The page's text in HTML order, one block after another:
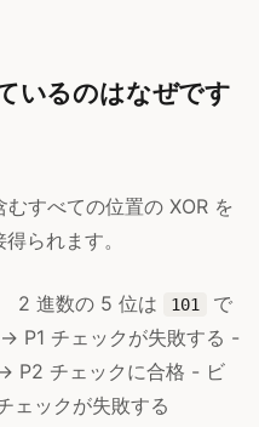
いるのはなぜです
すべての位置の XOR を
られます。
2 進数の 5 位は 101
で
P1 チェックが失敗する -
P2 チェックに合格 - ビ
ェックが失敗する